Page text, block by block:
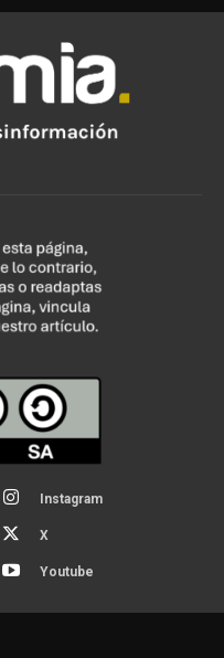
Instagram
X
Youtube